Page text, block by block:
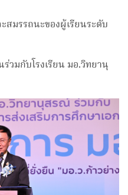
สมรรถนะของผู้เรียนระดับ
วมกับโรงเรียน มอ.วิทยานุ